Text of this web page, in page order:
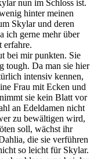
nun im Schloss ist.
hinter meinen
Skylar und deren
ich gerne mehr über
erfahre.
bei mir punkten. Sie
tough. Da man sie hier
intensiv kennen,
Frau mit Ecken und
sie kein Blatt vor
an Edeldamen nicht
zu bewältigen wird,
soll, wächst ihr
die sie verführen
so leicht für Skylar.